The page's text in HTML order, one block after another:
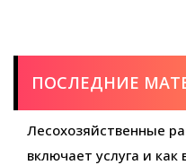
ПОСЛЕДНИЕ
Лесохозяйственные
включает услуга и